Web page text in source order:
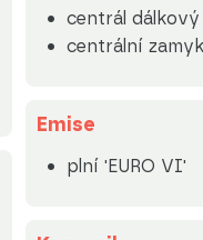
centrál dálkový
centrální
Emise
plní 'EURO VI'